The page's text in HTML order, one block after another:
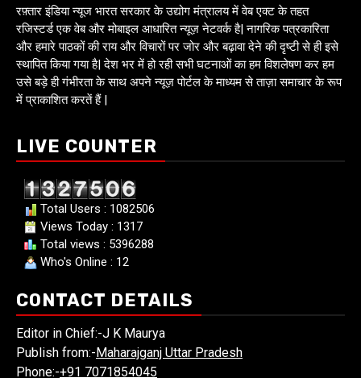
रफ़्तार इंडिया न्यूज भारत सरकार के उद्योग मंत्रालय में वेब एक्ट के तहत
रजिस्टर्ड एक वेब और मोबाइल आधारित न्यूज़ नेटवर्क है| नागरिक पत्रकारिता
और हमारे पाठकों की राय और विचारों पर जोर और बढ़ावा देने की दृष्टी से ही इसे
स्थापित किया गया है| देश भर में हो रही सभी घटनाओं का हम विशलेषण कर हम
उसे बड़े ही गंभीरता के साथ अपने न्यूज़ पोर्टल के माध्यम से ताज़ा समाचार के रूप
में प्राकाशित करतें हैं |
LIVE COUNTER
Total Users : 1082506
Views Today : 1317
Total views : 5396288
Who's Online : 12
CONTACT DETAILS
Editor in Chief:-J K Maurya
Publish from:-Maharajganj Uttar Pradesh
Phone:-+91 7071854045